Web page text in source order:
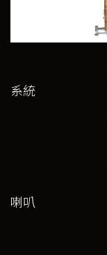
系統
喇叭